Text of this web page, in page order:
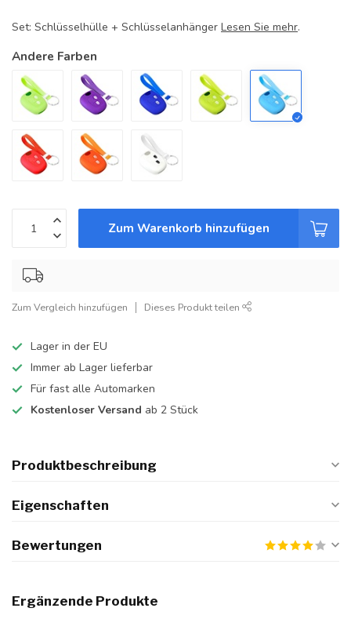
Set: Schlüsselhülle + Schlüsselanhänger Lesen Sie mehr.
Andere Farben
Zum Warenkorb hinzufügen
Zum Vergleich hinzufügen Dieses Produkt teilen
Lager in der EU
Immer ab Lager lieferbar
Für fast alle Automarken
Kostenloser Versand ab 2 Stück
Produktbeschreibung
Eigenschaften
Bewertungen
Ergänzende Produkte